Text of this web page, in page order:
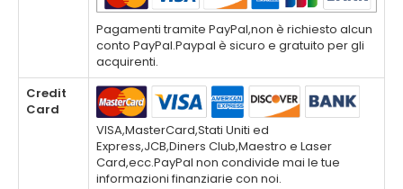
Pagamenti tramite PayPal,non è richiesto alcun
conto PayPal.Paypal è sicuro e gratuito per gli
acquirenti.
Credit
Card
VISA,MasterCard,Stati Uniti ed
Express,JCB,Diners Club,Maestro e Laser
Card,ecc.PayPal non condivide mai le tue
informazioni finanziarie con noi.